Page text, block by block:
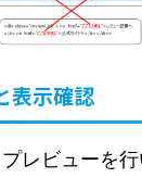
表示確認
レビューを